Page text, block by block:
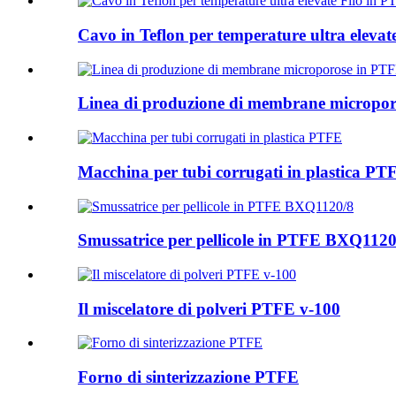
Cavo in Teflon per temperature ultra
Linea di produzione di membrane
Macchina per tubi corrugati in plastica
Smussatrice per pellicole in PTFE
Il miscelatore di polveri PTFE v-100
Forno di sinterizzazione PTFE